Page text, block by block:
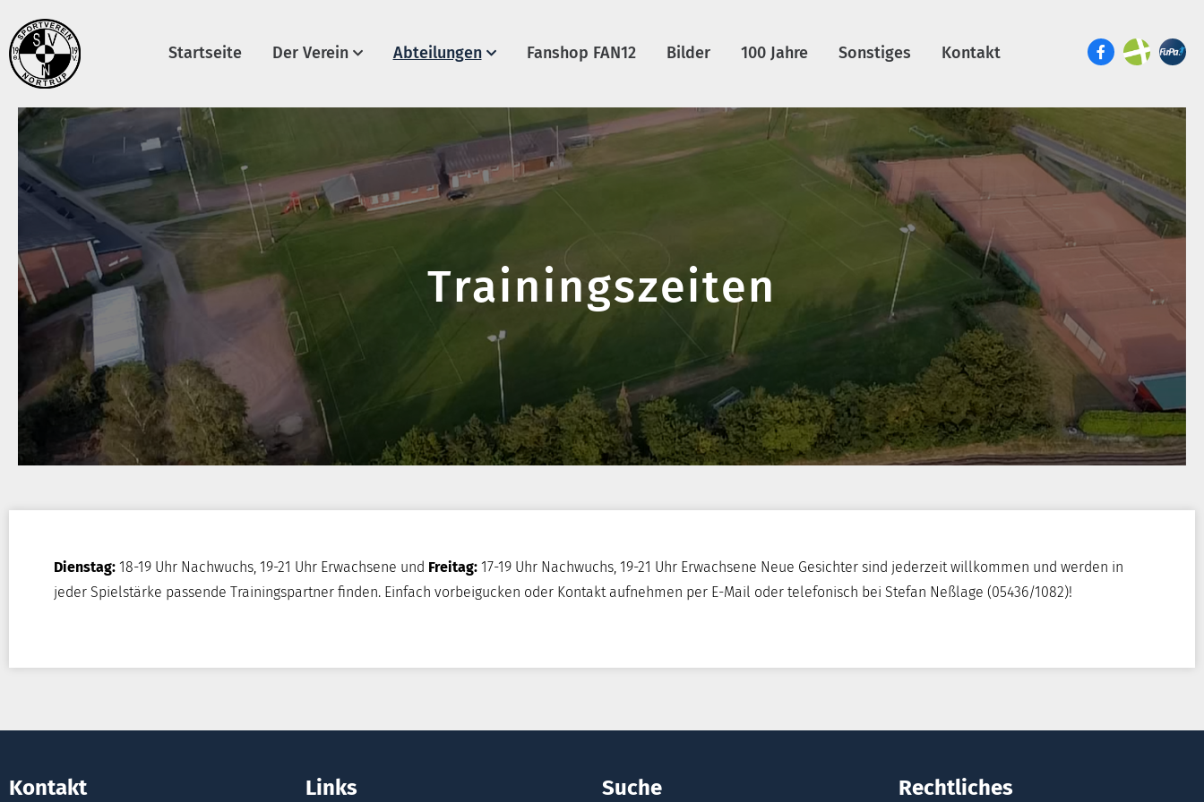
Startseite Der Verein Abteilungen Fanshop FAN12 Bilder 100 Jahre Sonstiges Kontakt
Trainingszeiten
Dienstag: 18-19 Uhr Nachwuchs, 19-21 Uhr Erwachsene und Freitag: 17-19 Uhr Nachwuchs, 19-21 Uhr Erwachsene Neue Gesichter sind jederzeit willkommen und werden in
jeder Spielstärke passende Trainingspartner finden. Einfach vorbeigucken oder Kontakt aufnehmen per E-Mail oder telefonisch bei Stefan Neßlage (05436/1082)!
Kontakt Links Suche Rechtliches